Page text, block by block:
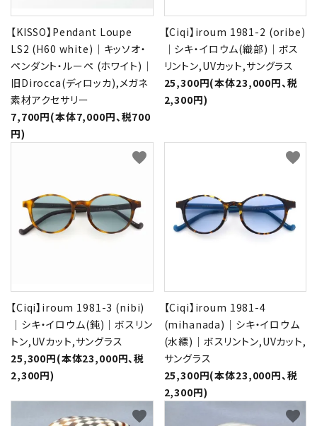
【KISSO】Pendant Loupe
LS2 (H60 white)｜キッソオ・
ペンダント・ルーペ (ホワイト)｜
旧Dirocca(ディロッカ),メガネ
素材アクセサリー
7,700円(本体7,000円、税700
円)
【Ciqi】iroum 1981-2 (oribe)
｜シキ・イロウム(織部)｜ボス
リントン,UVカット,サングラス
25,300円(本体23,000円、税
2,300円)
【Ciqi】iroum 1981-3 (nibi)
｜シキ・イロウム(鈍)｜ボスリン
トン,UVカット,サングラス
25,300円(本体23,000円、税
2,300円)
favorite
【Ciqi】iroum 1981-4
(mihanada)｜シキ・イロウム
(水縹)｜ボスリントン,UVカット,
サングラス
25,300円(本体23,000円、税
2,300円)
favorite
favorite favorite